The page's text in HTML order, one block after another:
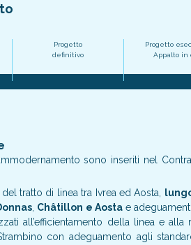
Progetto
definitivo
Progetto
Appalto in
sono inseriti nel
tratto di linea tra Ivrea ed Aosta,
Châtillon e Aosta e
all’efficientamento della linea e
con adeguamento agli